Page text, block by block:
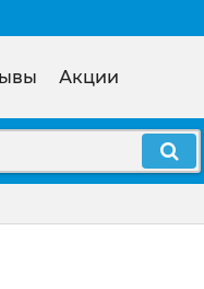
Акции